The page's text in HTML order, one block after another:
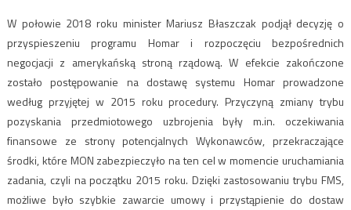
W połowie 2018 roku minister Mariusz Błaszczak podjął decyzję o
przyspieszeniu programu Homar i rozpoczęciu bezpośrednich
negocjacji z amerykańską stroną rządową. W efekcie zakończone
zostało postępowanie na dostawę systemu Homar prowadzone
według przyjętej w 2015 roku procedury. Przyczyną zmiany trybu
pozyskania przedmiotowego uzbrojenia były m.in. oczekiwania
finansowe ze strony potencjalnych Wykonawców, przekraczające
środki, które MON zabezpieczyło na ten cel w momencie uruchamiania
zadania, czyli na początku 2015 roku. Dzięki zastosowaniu trybu FMS,
możliwe było szybkie zawarcie umowy i przystąpienie do dostaw